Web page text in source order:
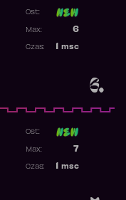
6.
Ost:
6
Max:
msc
Czas:
Ost:
7
Max:
msc
Czas: